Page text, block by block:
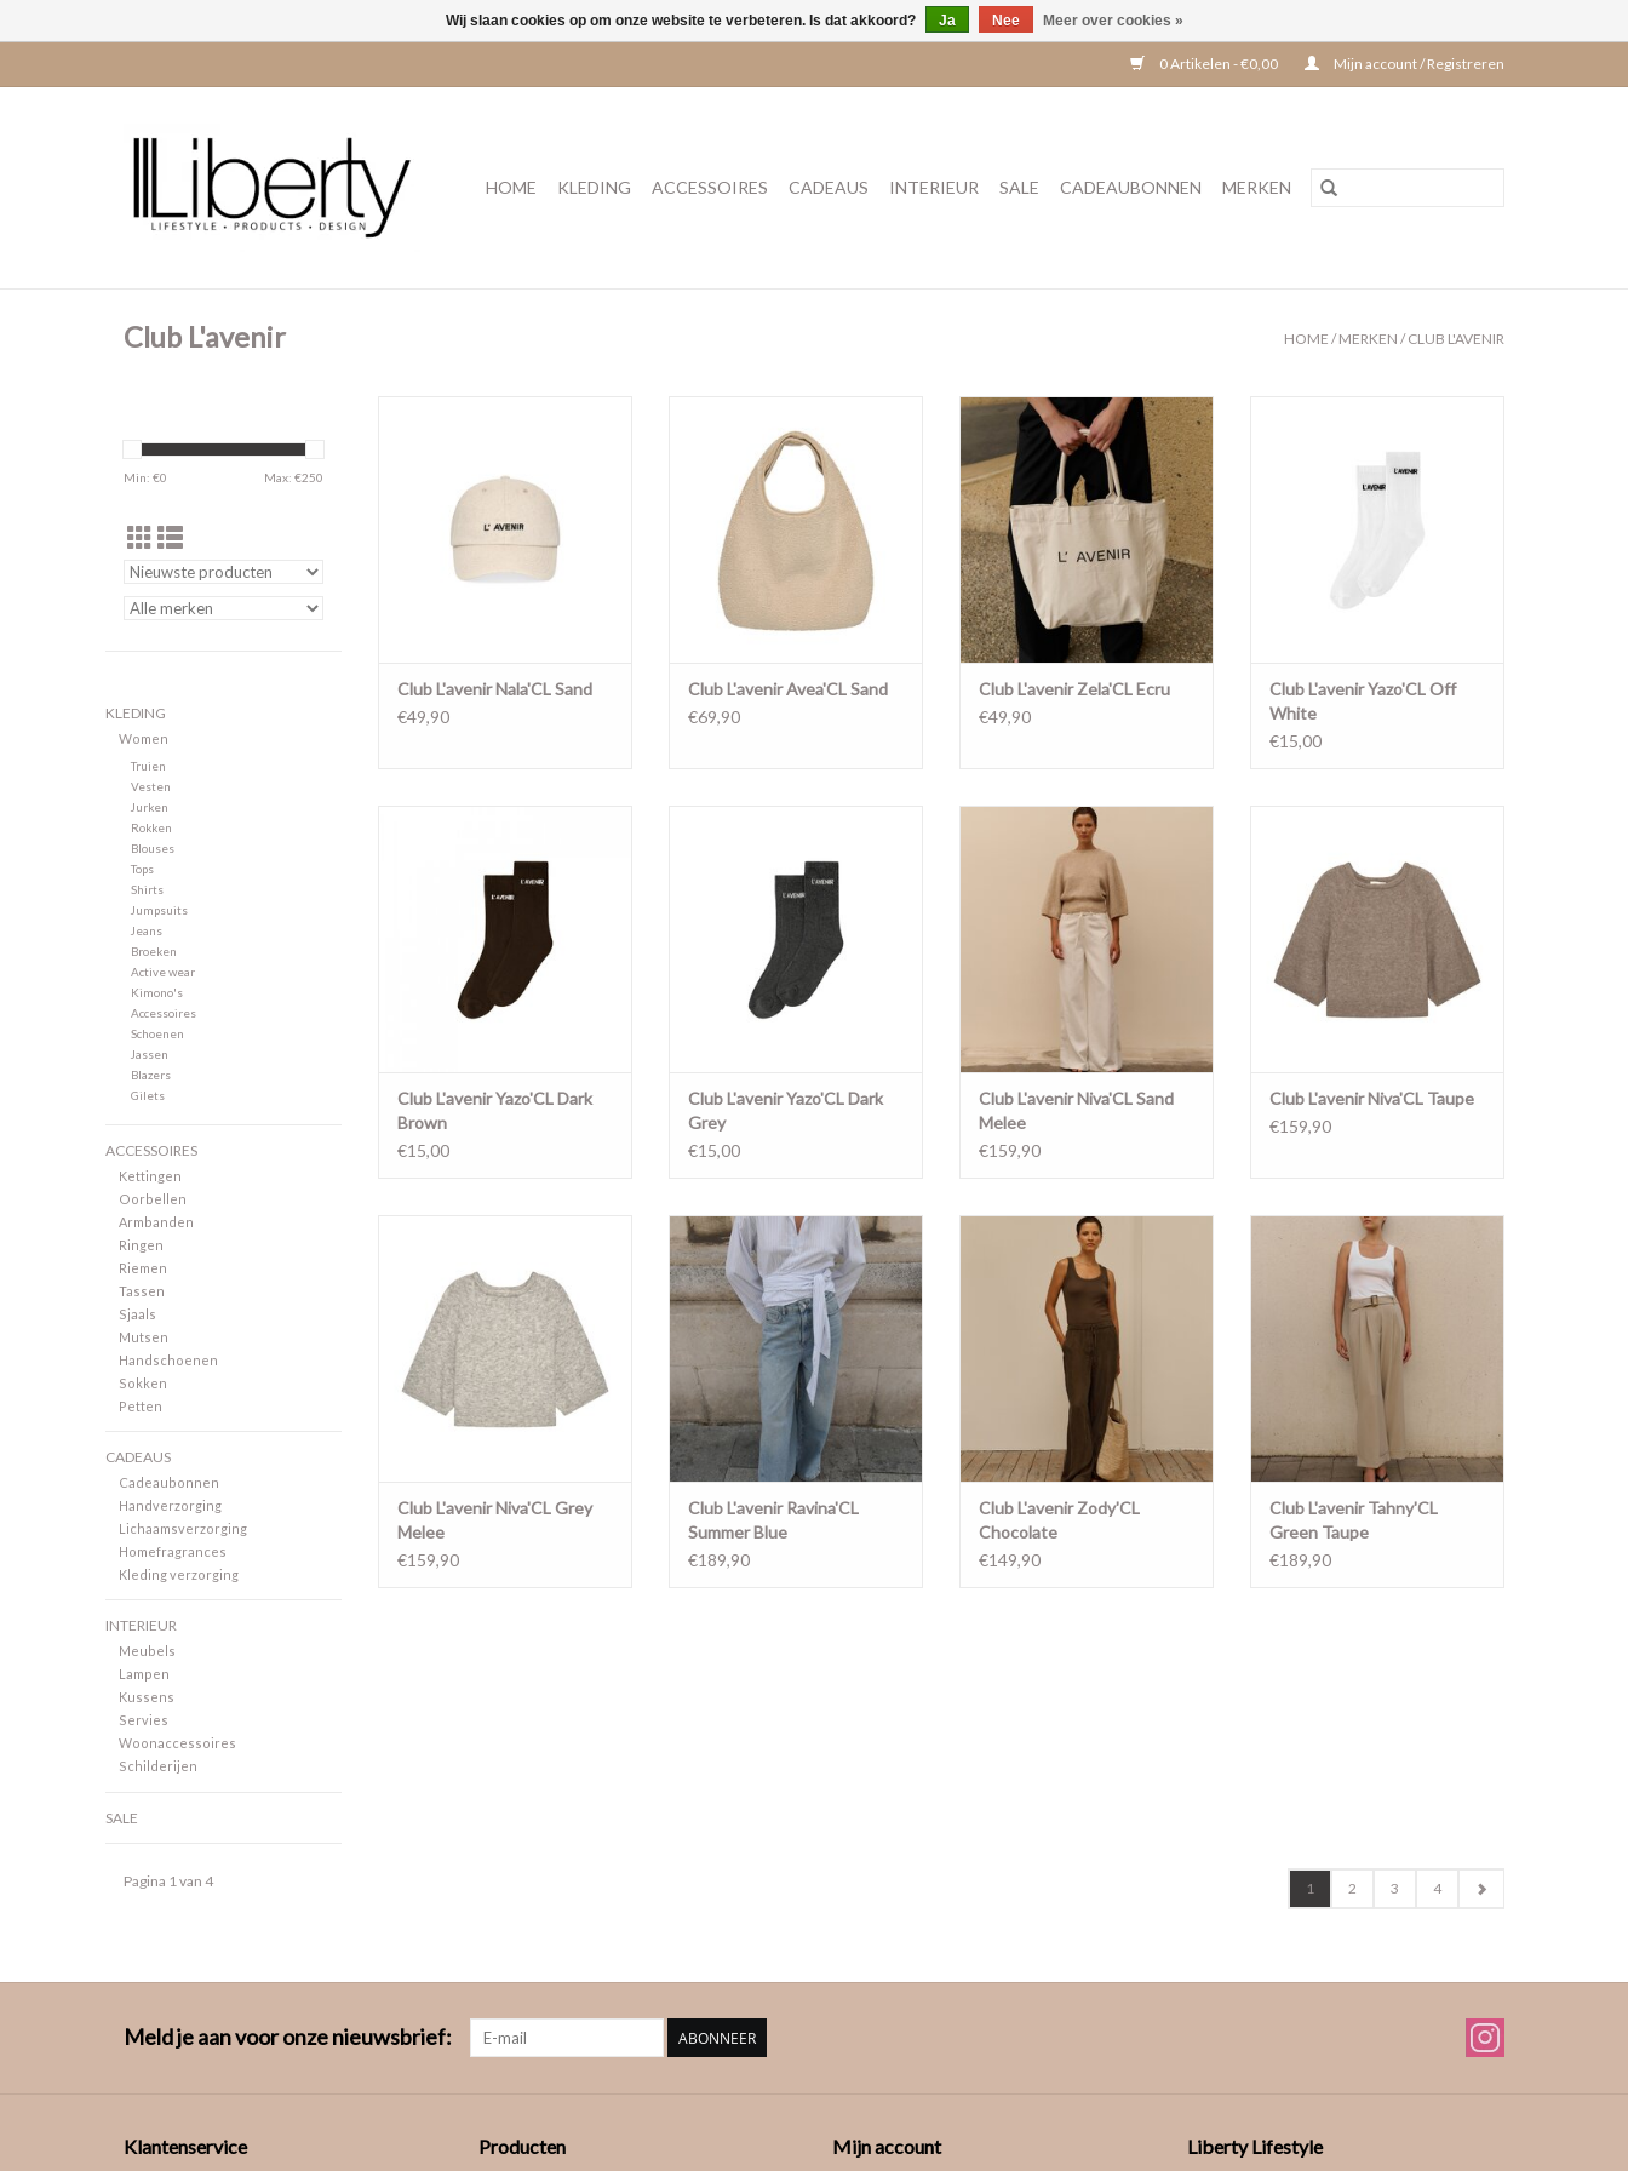
0 Artikelen - €0,00 Mijn account / Registreren
HOME KLEDING ACCESSOIRES CADEAUS INTERIEUR SALE CADEAUBONNEN MERKEN
Club L'avenir HOME /MERKEN /CLUB L'AVENIR
Min: €0 Max: €250
KLEDING
Women
Truien
Vesten
Jurken
Rokken
Blouses
Tops
Shirts
Jumpsuits
Jeans
Broeken
Active wear
Kimono's
Accessoires
Schoenen
Jassen
Blazers
Gilets
ACCESSOIRES
Kettingen
Oorbellen
Armbanden
Ringen
Riemen
Tassen
Sjaals
Mutsen
Handschoenen
Sokken
Petten
CADEAUS
Cadeaubonnen
Handverzorging
Lichaamsverzorging
Homefragrances
Kleding verzorging
INTERIEUR
Meubels
Lampen
Kussens
Servies
Woonaccessoires
Schilderijen
SALE
Club L'avenir Nala'CL Sand
€49,90
TOEVOEGEN AAN WINKELWAGEN
Club L'avenir Avea'CL Sand
€69,90
Zela'CL Ecru
TOEVOEGEN AAN WINKELWAGEN
Club L'avenir Zela'CL Ecru
€49,90
Club L'avenir Yazo'CL Off
White
€15,00
Club L'avenir Yazo'CL Dark
Brown
€15,00
Club L'avenir Yazo'CL Dark
Grey
€15,00
Niva'CL Sand Melee
Club L'avenir Niva'CL Sand
Melee
€159,90
Club L'avenir Niva'CL Taupe
€159,90
Club L'avenir Niva'CL Grey
Melee
€159,90
Ravina'CL Summer Blue
Club L'avenir Ravina'CL
Summer Blue
€189,90
Zody'CL Chocolate
Club L'avenir Zody'CL
Chocolate
€149,90
Tahny'CL Green Taupe
Club L'avenir Tahny'CL
Green Taupe
€189,90
Pagina 1 van 4 1 2 3 4
Meld je aan voor onze nieuwsbrief: ABONNEER
Klantenservice Producten Mijn account Liberty Lifestyle
Wij slaan cookies op om onze website te verbeteren. Is dat akkoord? Ja Nee Meer over cookies »